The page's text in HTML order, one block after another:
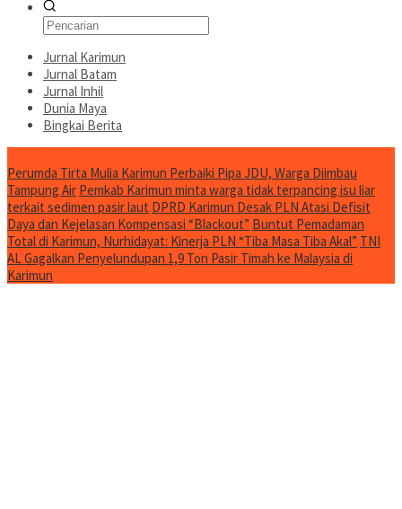
Jurnal Karimun
Jurnal Batam
Jurnal Inhil
Dunia Maya
Bingkai Berita
Perumda Tirta Mulia Karimun Perbaiki Pipa JDU, Warga Diimbau
Tampung Air Pemkab Karimun minta warga tidak terpancing isu liar
terkait sedimen pasir laut DPRD Karimun Desak PLN Atasi Defisit
Daya dan Kejelasan Kompensasi “Blackout” Buntut Pemadaman
Total di Karimun, Nurhidayat: Kinerja PLN “Tiba Masa Tiba Akal” TNI
AL Gagalkan Penyelundupan 1,9 Ton Pasir Timah ke Malaysia di
Karimun